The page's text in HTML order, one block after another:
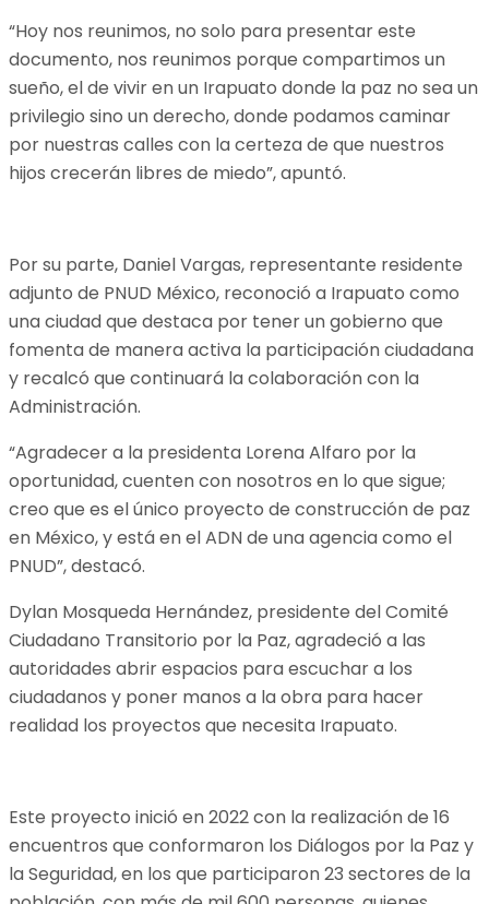
“Hoy nos reunimos, no solo para presentar este
documento, nos reunimos porque compartimos un
sueño, el de vivir en un Irapuato donde la paz no sea un
privilegio sino un derecho, donde podamos caminar
por nuestras calles con la certeza de que nuestros
hijos crecerán libres de miedo”, apuntó.
Por su parte, Daniel Vargas, representante residente
adjunto de PNUD México, reconoció a Irapuato como
una ciudad que destaca por tener un gobierno que
fomenta de manera activa la participación ciudadana
y recalcó que continuará la colaboración con la
Administración.
“Agradecer a la presidenta Lorena Alfaro por la
oportunidad, cuenten con nosotros en lo que sigue;
creo que es el único proyecto de construcción de paz
en México, y está en el ADN de una agencia como el
PNUD”, destacó.
Dylan Mosqueda Hernández, presidente del Comité
Ciudadano Transitorio por la Paz, agradeció a las
autoridades abrir espacios para escuchar a los
ciudadanos y poner manos a la obra para hacer
realidad los proyectos que necesita Irapuato.
Este proyecto inició en 2022 con la realización de 16
encuentros que conformaron los Diálogos por la Paz y
la Seguridad, en los que participaron 23 sectores de la